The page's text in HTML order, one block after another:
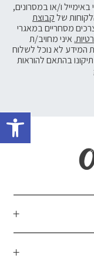
ו/או במסרונים,
שלקבוצת
מסחריים במאגרי
איני מחויב/ת
המידע לא נוכל לשלוח
בהתאם להוראות